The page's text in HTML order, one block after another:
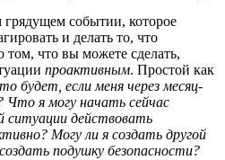
событии, которое
и делать то, что
том, что вы можете сделать,
проактивным. Простой как
будет, если меня через месяц-
Что я могу начать сейчас
ситуации действовать
Могу ли я создать другой
подушку безопасности?